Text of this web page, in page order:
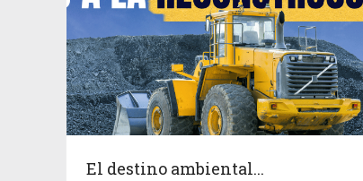
El destino ambiental...